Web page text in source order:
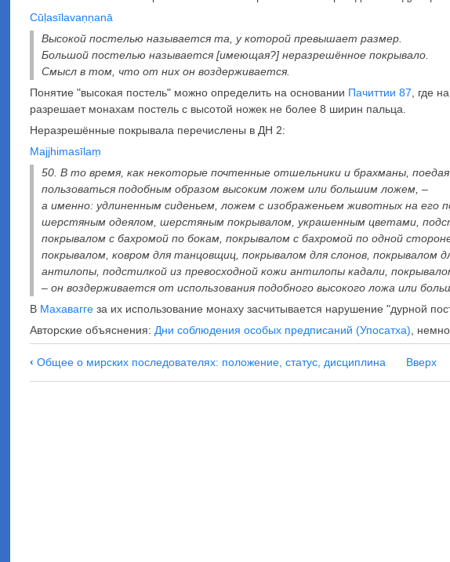
Cūḷasīlavaṇṇanā
Высокой постелью называется та, у которой превышает размер.
Большой постелью называется [имеющая?] неразрешённое покрывало.
Смысл в том, что от них он воздерживается.
Понятие "высокая постель" можно определить на основании Пачиттии 87, где
разрешает монахам постель с высотой ножек не более 8 ширин пальца.
Неразрешённые покрывала перечислены в ДН 2:
Majjhimasīlaṃ
50. В то время, как некоторые почтенные отшельники и брахманы,
пользоваться подобным образом высоким ложем или большим ложем, –
а именно: удлиненным сиденьем, ложем с изображеньем животных на
шерстяным одеялом, шерстяным покрывалом, украшенным цветами,
покрывалом с бахромой по бокам, покрывалом с бахромой по одной
покрывалом, ковром для танцовщиц, покрывалом для слонов, покрывалом
антилопы, подстилкой из превосходной кожи антилопы кадали,
– он воздерживается от использования подобного высокого ложа или
В Махавагге за их использование монаху засчитывается нарушение "дурной
Авторские объяснения:Дни соблюдения особых предписаний (Упосатха),
Навигация
по
‹ Общее о мирских последователях: положение, статус, дисциплина Вверх